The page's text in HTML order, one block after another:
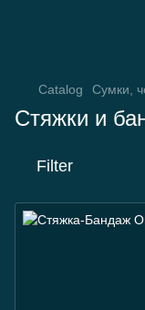
Catalog Сумки,
Стяжки и
Filter